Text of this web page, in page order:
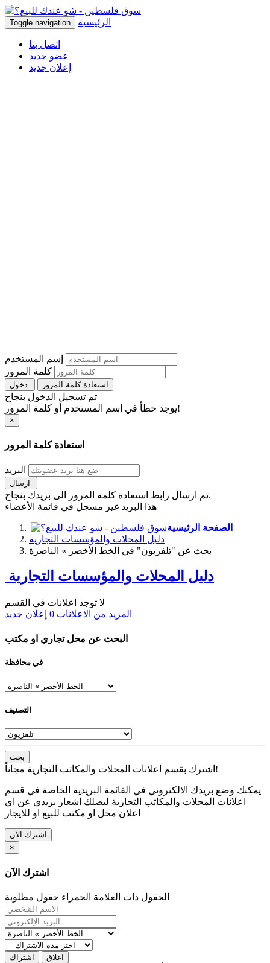
Toggle navigation الرئيسية
اتصل بنا
عضو جديد
إعلان جديد
إسم المستخدم
كلمة المرور
استعادة كلمة المرور
تم تسجيل الدخول بنجاح
يوجد خطأ في اسم المستخدم أو كلمة المرور!
×
استعادة كلمة المرور
البريد
تم ارسال رابط استعادة كلمة المرور الى بريدك بنجاح.
هذا البريد غير مسجل في قائمة الأعضاء
الصفحة الرئيسية
دليل المحلات والمؤسسات التجارية
بحث عن "تلفزيون" في الخط الأخضر » الناصرة
دليل المحلات والمؤسسات التجارية
لا توجد اعلانات في القسم
المزيد من الاعلانات 0 إعلان جديد
البحث عن محل تجاري او مكتب
في محافظة
التصنيف
بحث
اشترك بقسم اعلانات المحلات والمكاتب التجارية مجاناً!
يمكنك وضع بريدك الالكتروني في القائمة البريدية الخاصة في قسم
اعلانات المحلات والمكاتب التجارية ليصلك اشعار بريدي عن اي
اعلان محل او مكتب للبيع او للايجار
اشترك الآن
×
اشترك الآن
الحقول ذات العلامة الحمراء حقول مطلوبة
اشتراك اغلاق